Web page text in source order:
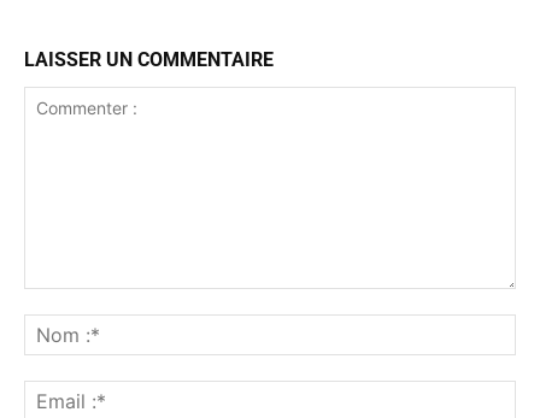
LAISSER UN COMMENTAIRE